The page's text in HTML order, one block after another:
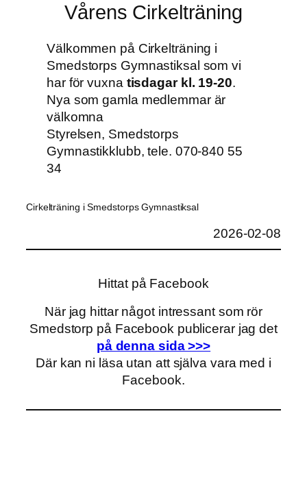
Vårens Cirkelträning
Välkommen på Cirkelträning i
Smedstorps Gymnastiksal som vi
har för vuxna tisdagar kl. 19-20.
Nya som gamla medlemmar är
välkomna
Styrelsen, Smedstorps
Gymnastikklubb, tele. 070-840 55
34
Cirkelträning i Smedstorps Gymnastiksal
2026-02-08
Hittat på Facebook
När jag hittar något intressant som rör
Smedstorp på Facebook publicerar jag det
på denna sida >>>
Där kan ni läsa utan att själva vara med i
Facebook.